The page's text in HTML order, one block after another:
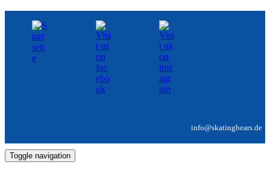
info@skatingbears.de
Toggle navigation